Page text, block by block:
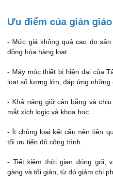
Ưu điểm của giàn
- Mức giá không quá cao do
động hóa hàng loạt.
- Máy móc thiết bị hiện đại của
loạt số lượng lớn, đáp ứng những
- Khả năng giữ cân bằng và
mắt xích logic và khoa học.
- Ít chủng loại kết cấu nên tiện
tối ưu tiến độ công trình.
- Tiết kiệm thời gian đóng gói,
gàng và tối giản, từ đó giảm chi